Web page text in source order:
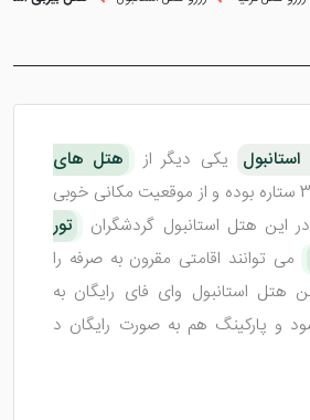
یکی دیگر از
هتل های
است که 3 ستاره بوده و از موقعیت مکانی خوبی
این هتل استانبول گردشگران
تور
می توانند اقامتی مقرون به صرفه را
هتل استانبول وای فای رایگان به
و پارکینگ هم به صورت رایگان د